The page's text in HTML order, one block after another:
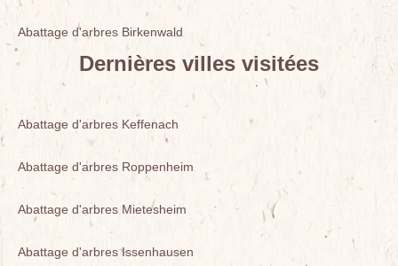
Abattage d'arbres Birkenwald
Dernières villes visitées
Abattage d'arbres Keffenach
Abattage d'arbres Roppenheim
Abattage d'arbres Mietesheim
Abattage d'arbres Issenhausen